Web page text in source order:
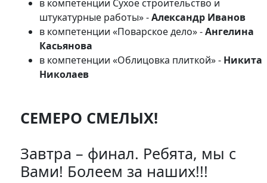
в компетенции Сухое строительство и
штукатурные работы» -Александр Иванов
в компетенции «Поварское дело» -Ангелина
Касьянова
в компетенции «Облицовка плиткой» - Никита
Николаев
СЕМЕРО СМЕЛЫХ!
Завтра – финал. Ребята, мы с
Вами! Болеем за наших!!!